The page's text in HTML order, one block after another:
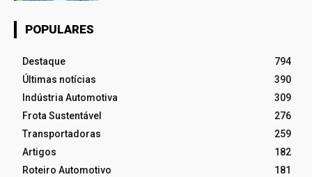
POPULARES
Destaque
794
Últimas notícias
390
Indústria Automotiva
309
Frota Sustentável
276
Transportadoras
259
Artigos
182
Roteiro Automotivo
181